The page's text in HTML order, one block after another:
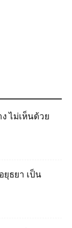
ไม่เห็นด้วย
ธยา เป็น